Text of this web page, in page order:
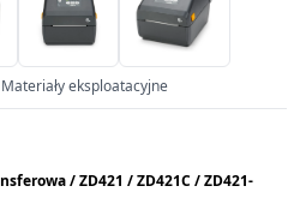
Materiały eksploatacyjne
/ ZD421 / ZD421C / ZD421-